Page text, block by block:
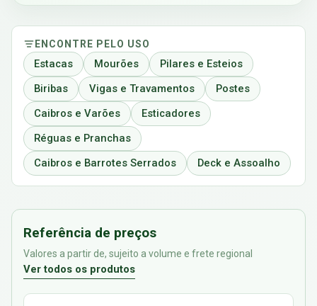
ENCONTRE PELO USO
Estacas Mourões
Pilares e Esteios
Biribas
Vigas e Travamentos
Postes
Caibros e Varões
Esticadores
Réguas e Pranchas
Caibros e Barrotes Serrados
Deck e Assoalho
Referência de preços
Valores a partir de, sujeito a volume e frete regional
Ver todos os produtos